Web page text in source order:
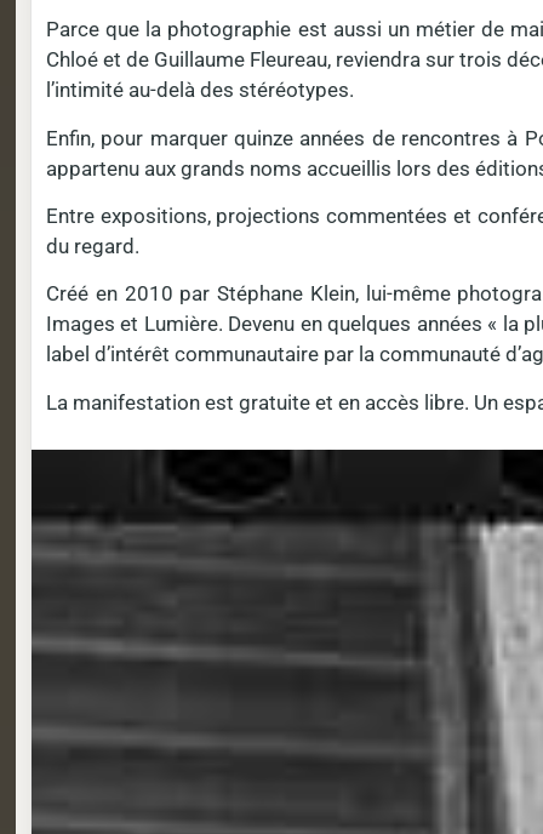
Parce que la photographie est aussi un métier de
Chloé et de Guillaume Fleureau, reviendra sur trois
l’intimité au-delà des stéréotypes.
Enfin, pour marquer quinze années de rencontres à
appartenu aux grands noms accueillis lors des
Entre expositions, projections commentées et
du regard.
Créé en 2010 par Stéphane Klein, lui-même
Images et Lumière. Devenu en quelques années « la
label d’intérêt communautaire par la communauté
La manifestation est gratuite et en accès libre. Un